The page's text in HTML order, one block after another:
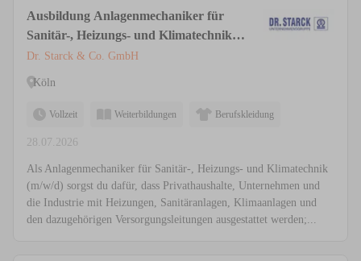
Ausbildung Anlagenmechaniker für
Sanitär-, Heizungs- und Klimatechnik
(m/w/d)
Dr. Starck & Co. GmbH
Köln
Vollzeit Weiterbildungen Berufskleidung
28.07.2026
Als Anlagenmechaniker für Sanitär-, Heizungs- und Klimatechnik
(m/w/d) sorgst du dafür, dass Privathaushalte, Unternehmen und
die Industrie mit Heizungen, Sanitäranlagen, Klimaanlagen und
den dazugehörigen Versorgungsleitungen ausgestattet werden;...